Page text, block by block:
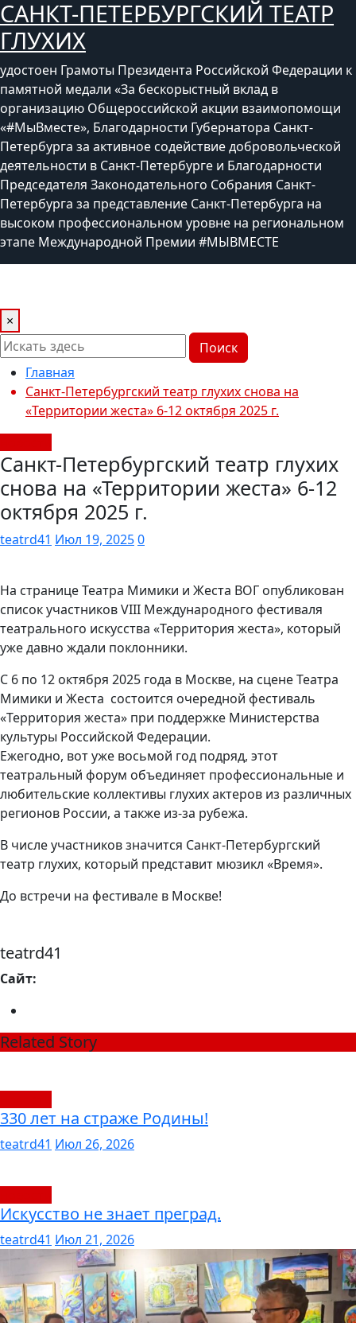
Перейти
к
содержимому
САНКТ-ПЕТЕРБУРГСКИЙ ТЕАТР
ГЛУХИХ
удостоен Грамоты Президента Российской Федерации к
памятной медали «За бескорыстный вклад в
организацию Общероссийской акции взаимопомощи
«#МыВместе», Благодарности Губернатора Санкт-
Петербурга за активное содействие добровольческой
деятельности в Санкт-Петербурге и Благодарности
Председателя Законодательного Собрания Санкт-
Петербурга за представление Санкт-Петербурга на
высоком профессиональном уровне на региональном
этапе Международной Премии #МЫВМЕСТЕ
×
Поиск
Главная
Санкт-Петербургский театр глухих снова на
«Территории жеста» 6-12 октября 2025 г.
Санкт-Петербургский театр глухих
снова на «Территории жеста» 6-12
октября 2025 г.
teatrd41 Июл 19, 20250
На странице Театра Мимики и Жеста ВОГ опубликован
список участников VIII Международного фестиваля
театрального искусства «Территория жеста», который
уже давно ждали поклонники.
С 6 по 12 октября 2025 года в Москве, на сцене Театра
Мимики и Жеста состоится очередной фестиваль
«Территория жеста» при поддержке Министерства
культуры Российской Федерации.
Ежегодно, вот уже восьмой год подряд, этот
театральный форум объединяет профессиональные и
любительские коллективы глухих актеров из различных
регионов России, а также из-за рубежа.
В числе участников значится Санкт-Петербургский
театр глухих, который представит мюзикл «Время».
До встречи на фестивале в Москве!
teatrd41
Сайт:
Related Story
330 лет на страже Родины!
teatrd41 Июл 26, 2026
Искусство не знает преград.
teatrd41 Июл 21, 2026